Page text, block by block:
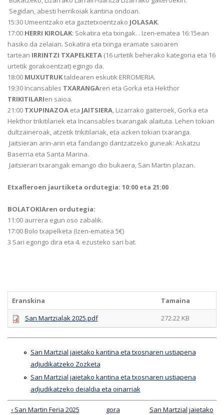
Segidan, abesti herrikoiak kantina ondoan.
15:30 Umeentzako eta gaztetxoentzako JOLASAK.
17:00 HERRI KIROLAK: Sokatira eta txingak. . Izen-ematea 16:15ean
hasiko da zelaian. Sokatira eta txinga eramate saioaren
tartean IRRINTZI TXAPELKETA (16 urtetik beherako kategoria eta 16
urtetik gorakoentzat) egingo da.
18:00 MUXUTRUKtaldearen eskutik ERROMERIA.
19:30 Incansables TXARANGAren eta Gorka eta Hekthor
TRIKITILARIen saioa.
21:00 TXUPINAZOA eta JAITSIERA, Lizarrako gaiteroek, Gorka eta
Hekthor trikitilariek eta Incansables txarangak alaituta. Lehen tokian
dultzaineroak, atzetik trikitilariak, eta azken tokian txaranga.
Jaitsieran arin-arin eta fandango dantzatzeko guneak: Askatzu
Baserria eta Santa Marina.
Jaitsierari txarangak emango dio bukaera, San Martin plazan.
Etxaﬂeroen jaurtiketa ordutegia: 10:00 eta 21:00
BOLATOKIAren ordutegia:
11:00 aurrera egun oso zabalik.
17:00 Bolo txapelketa (Izen-ematea 5€)
3 Sari egongo dira eta 4. ezusteko sari bat.
Eranskina
Tamaina
San Martzialak 2025.pdf
272.22 KB
San Martzial jaietako kantina eta txosnaren ustiapena
adjudikatzeko Zozketa
San Martzial jaietako kantina eta txosnaren ustiapena
adjudikatzeko deialdia eta oinarriak
‹ San Martin Feria 2025 gora
San Martzial jaietako